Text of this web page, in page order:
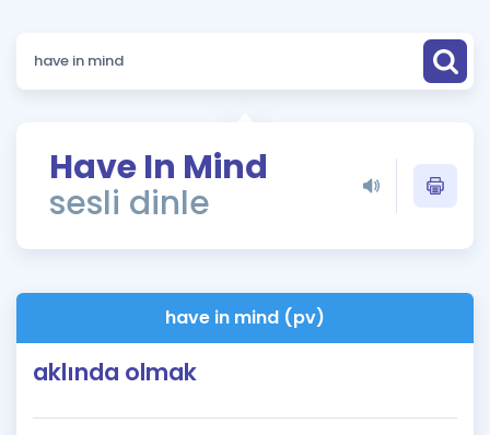
ÖSYM Sınav Takvimi
Kampanyalar
İngilizce Gramer
Have In Mind
sesli dinle
have in mind (pv)
aklında olmak